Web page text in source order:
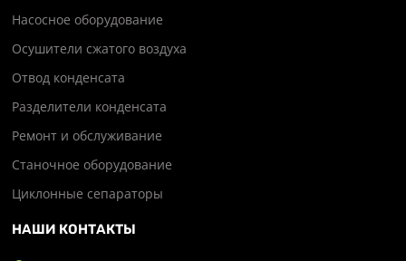
Насосное оборудование
Осушители сжатого воздуха
Отвод конденсата
Разделители конденсата
Ремонт и обслуживание
Станочное оборудование
Циклонные сепараторы
НАШИ КОНТАКТЫ